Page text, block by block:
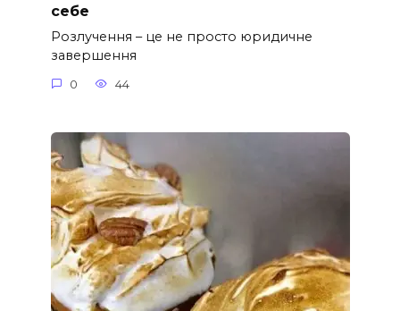
себе
Розлучення – це не просто юридичне
завершення
0 44